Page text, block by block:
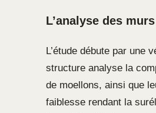
L’analyse des
L’étude débute par une
structure analyse la
de moellons, ainsi que
faiblesse rendant la